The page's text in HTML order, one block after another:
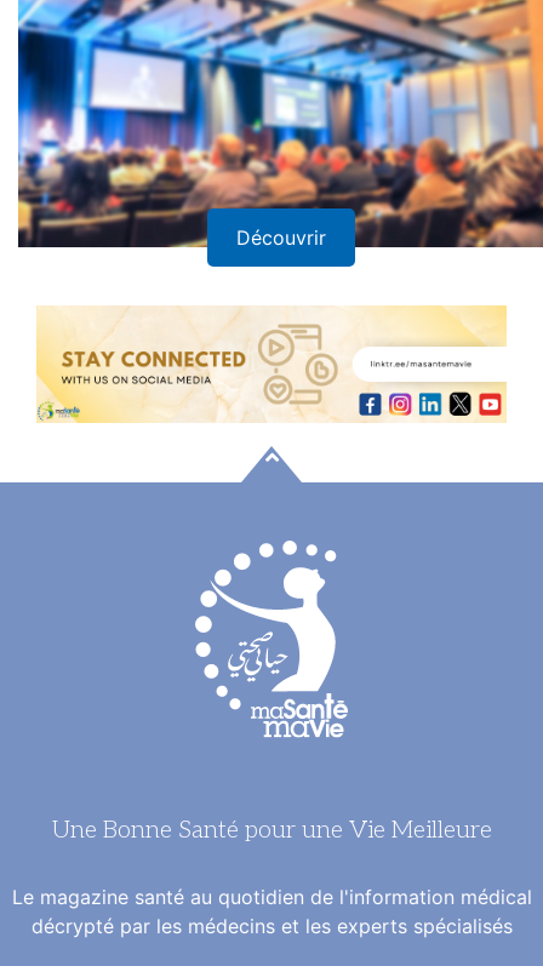
Découvrir
Une Bonne Santé pour une Vie Meilleure
Le magazine santé au quotidien de l'information médical
décrypté par les médecins et les experts spécialisés